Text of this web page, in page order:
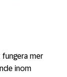
fungera mer
inom